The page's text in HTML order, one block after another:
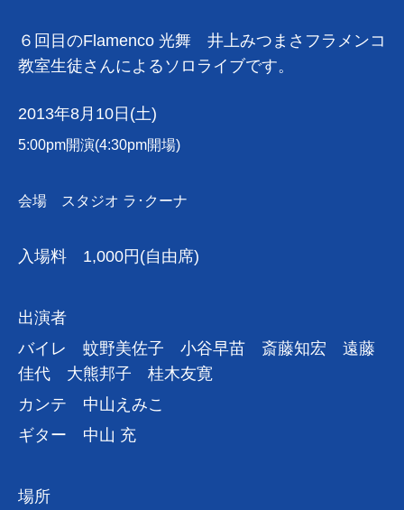
６回目のFlamenco 光舞 井上みつまさフラメンコ
教室生徒さんによるソロライブです。
2013年8月10日(土)
5:00pm開演(4:30pm開場)
会場 スタジオ ラ･クーナ
入場料 1,000円(自由席)
出演者
バイレ 蚊野美佐子 小谷早苗 斎藤知宏 遠藤
佳代 大熊邦子 桂木友寛
カンテ 中山えみこ
ギター 中山 充
場所